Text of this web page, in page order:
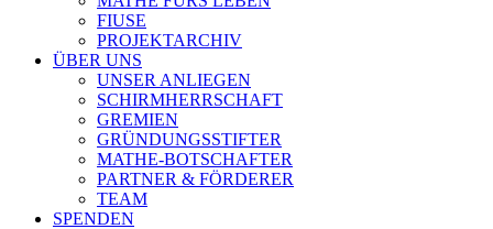
FIUSE
PROJEKTARCHIV
ÜBER UNS
UNSER ANLIEGEN
SCHIRMHERRSCHAFT
GREMIEN
GRÜNDUNGSSTIFTER
MATHE-BOTSCHAFTER
PARTNER & FÖRDERER
TEAM
SPENDEN